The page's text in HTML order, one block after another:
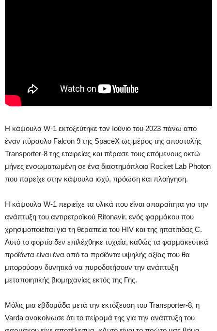
Η κάψουλα W-1 εκτοξεύτηκε τον Ιούνιο του 2023 πάνω από
έναν πύραυλο Falcon 9 της SpaceX ως μέρος της αποστολής
Transporter-8 της εταιρείας και πέρασε τους επόμενους οκτώ
μήνες ενσωματωμένη σε ένα διαστημόπλοιο Rocket Lab Photon
που παρείχε στην κάψουλα ισχύ, πρόωση και πλοήγηση.
Η κάψουλα W-1 περιείχε τα υλικά που είναι απαραίτητα για την
ανάπτυξη του αντιρετροϊκoύ Ritonavir, ενός φαρμάκου που
χρησιμοποιείται για τη θεραπεία του HIV και της ηπατίτιδας C.
Αυτό το φορτίο δεν επιλέχθηκε τυχαία, καθώς τα φαρμακευτικά
προϊόντα είναι ένα από τα προϊόντα υψηλής αξίας που θα
μπορούσαν δυνητικά να πυροδοτήσουν την ανάπτυξη
μεταποιητικής βιομηχανίας εκτός της Γης.
Μόλις μια εβδομάδα μετά την εκτόξευση του Transporter-8, η
Varda ανακοίνωσε ότι το πείραμά της για την ανάπτυξη του